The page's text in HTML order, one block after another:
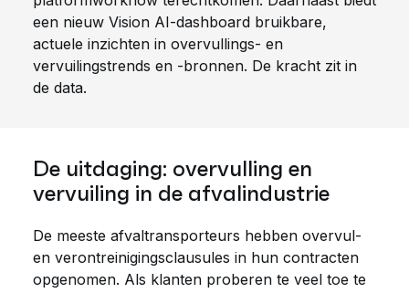
een nieuw Vision AI-dashboard bruikbare,
actuele inzichten in overvullings- en
vervuilingstrends en -bronnen. De kracht zit in
de data.
De uitdaging: overvulling en
vervuiling in de afvalindustrie
De meeste afvaltransporteurs hebben overvul-
en verontreinigingsclausules in hun contracten
opgenomen. Als klanten proberen te veel toe te